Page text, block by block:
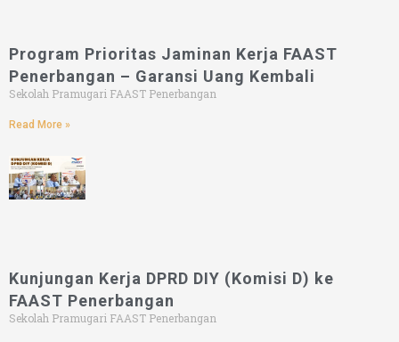
Program Prioritas Jaminan Kerja FAAST
Penerbangan – Garansi Uang Kembali
Sekolah Pramugari FAAST Penerbangan
Read More »
Kunjungan Kerja DPRD DIY (Komisi D) ke
FAAST Penerbangan
Sekolah Pramugari FAAST Penerbangan